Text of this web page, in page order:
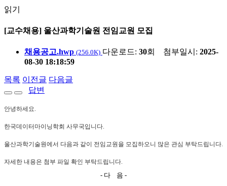
읽기
[교수채용] 울산과학기술원 전임교원 모집
채용공고.hwp (256.0K) 다운로드: 30회 첨부일시: 2025-
08-30 18:18:59
목록 이전글 다음글
답변
안녕하세요.
한국데이터마이닝학회 사무국입니다.
울산과학기술원에서 다음과 같이 전임교원을 모집하오니 많은 관심 부탁드립니다.
자세한 내용은 첨부 파일 확인 부탁드립니다.
- 다 음 -